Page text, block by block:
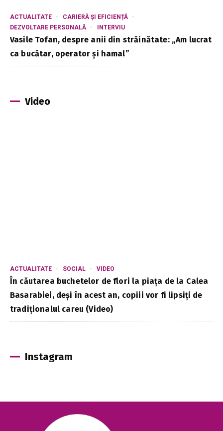
ACTUALITATE
CARIERĂ ȘI EFICIENȚĂ
DEZVOLTARE PERSONALĂ
INTERVIU
Vasile Tofan, despre anii din străinătate: „Am lucrat
ca bucătar, operator și hamal”
Video
ACTUALITATE SOCIAL VIDEO
În căutarea buchetelor de flori la piața de la Calea
Basarabiei, deși în acest an, copiii vor fi lipsiți de
tradiționalul careu (Video)
Instagram